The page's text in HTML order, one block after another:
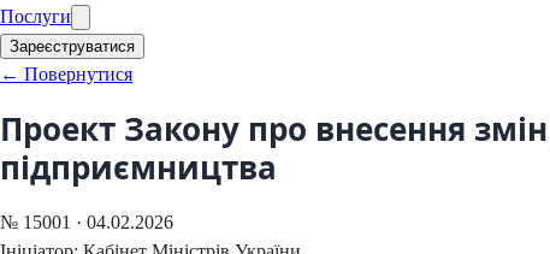
Послуги
Зареєструватися
← Повернутися
Проект Закону про внесення
підприємництва
№ 15001 · 04.02.2026